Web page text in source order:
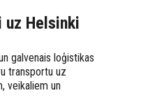
uz Helsinki
galvenais loģistikas
transportu uz
veikaliem un